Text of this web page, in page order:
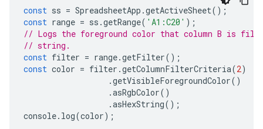
const ss = SpreadsheetApp .getActiveSheet();
const range = ss .getRange( 'A1:C20' );
// Logs the foreground color that column B is
// string.
const filter = range.getFilter();
const color = filter .getColumnFilterCriteria(2)
.getVisibleForegroundColor()
.asRgbColor()
.asHexString();
console. log(color);